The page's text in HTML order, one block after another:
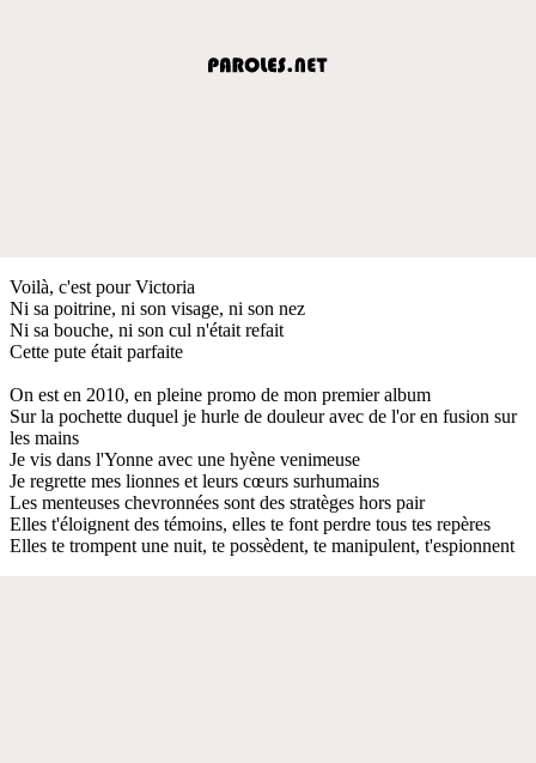
Voilà, c'est pour Victoria
Ni sa poitrine, ni son visage, ni son nez
Ni sa bouche, ni son cul n'était refait
Cette pute était parfaite
On est en 2010, en pleine promo de mon premier album
Sur la pochette duquel je hurle de douleur avec de l'or en fusion sur
les mains
Je vis dans l'Yonne avec une hyène venimeuse
Je regrette mes lionnes et leurs cœurs surhumains
Les menteuses chevronnées sont des stratèges hors pair
Elles t'éloignent des témoins, elles te font perdre tous tes repères
Elles te trompent une nuit, te possèdent, te manipulent, t'espionnent